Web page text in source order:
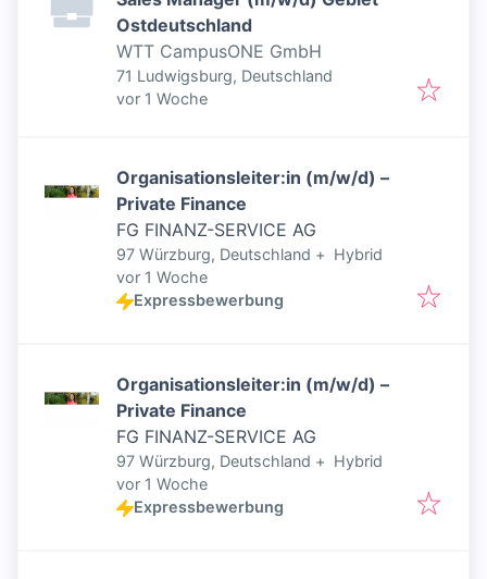
Ostdeutschland
WTT CampusONE GmbH
71 Ludwigsburg, Deutschland
Veröffentlicht
vor 1 Woche
Organisationsleiter:in (m/w/d) –
Private Finance
FG FINANZ-SERVICE AG
97 Würzburg, Deutschland + Hybrid
Veröffentlicht
vor 1 Woche
Expressbewerbung
Organisationsleiter:in (m/w/d) –
Private Finance
FG FINANZ-SERVICE AG
97 Würzburg, Deutschland + Hybrid
Veröffentlicht
vor 1 Woche
Expressbewerbung